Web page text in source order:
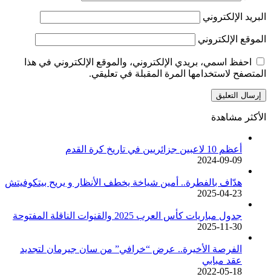
البريد الإلكتروني
الموقع الإلكتروني
احفظ اسمي، بريدي الإلكتروني، والموقع الإلكتروني في هذا
المتصفح لاستخدامها المرة المقبلة في تعليقي.
الأكثر مشاهدة
أعظم 10 لاعبين جزائريين في تاريخ كرة القدم
2024-09-09
هدّاف بالفطرة.. أمين شياخة يخطف الأنظار و يريح بيتكوفيتش
2025-04-23
جدول مباريات كأس العرب 2025 والقنوات الناقلة المفتوحة
2025-11-30
الفرصة الأخيرة.. عرض “خرافي” من سان جيرمان لتجديد
عقد مبابي
2022-05-18